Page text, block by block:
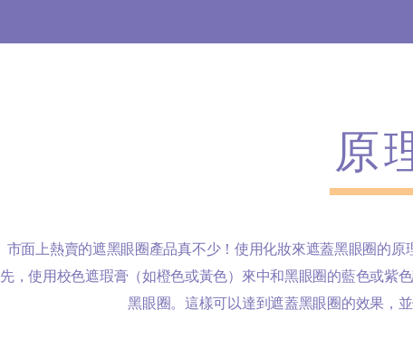
原
市面上熱賣的遮黑眼圈產品真不少！使用化妝來遮蓋黑眼圈的
先，使用校色遮瑕膏（如橙色或黃色）來中和黑眼圈的藍色或紫
黑眼圈。這樣可以達到遮蓋黑眼圈的效果，